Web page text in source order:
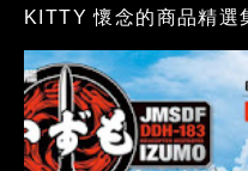
KITTY 懷念的商品精選